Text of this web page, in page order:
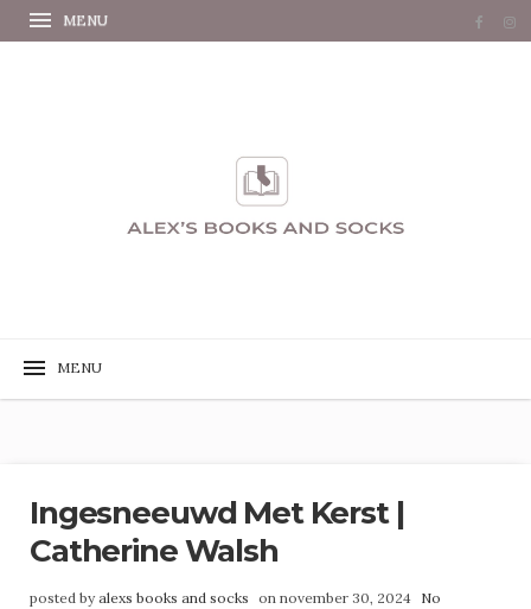
Ingesneeuwd Met Kerst |
Catherine Walsh
posted byalexs books and socks on november 30, 2024 No